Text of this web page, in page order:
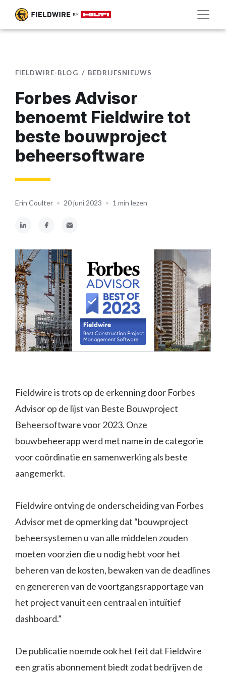
FIELDWIRE-BLOG BEDRIJFSNIEUWS
Forbes Advisor
benoemt Fieldwire tot
beste bouwproject
beheersoftware
Erin Coulter • 20 juni 2023 • 1 min lezen
Fieldwire is trots op de erkenning door Forbes
Advisor op de lijst van Beste Bouwproject
Beheersoftware voor 2023. Onze
bouwbeheerapp werd met name in de categorie
voor coördinatie en samenwerking als beste
aangemerkt.
Fieldwire ontving de onderscheiding van Forbes
Advisor met de opmerking dat “bouwproject
beheersystemen u van alle middelen zouden
moeten voorzien die u nodig hebt voor het
beheren van de kosten, bewaken van de deadlines
en genereren van de voortgangsrapportage van
het project vanuit een centraal en intuïtief
dashboard.”
De publicatie noemde ook het feit dat Fieldwire
een gratis abonnement biedt zodat bedrijven de